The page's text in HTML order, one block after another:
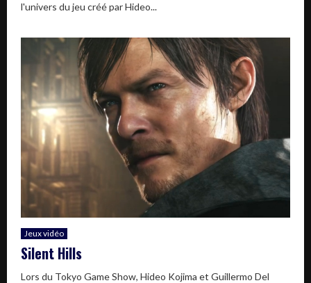
l'univers du jeu créé par Hideo...
Jeux vidéo
Silent Hills
Lors du Tokyo Game Show, Hideo Kojima et Guillermo Del